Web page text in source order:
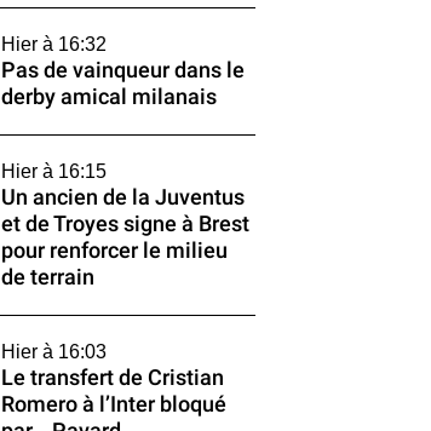
Hier à 16:32
Pas de vainqueur dans le
derby amical milanais
Hier à 16:15
Un ancien de la Juventus
et de Troyes signe à Brest
pour renforcer le milieu
de terrain
Hier à 16:03
Le transfert de Cristian
Romero à l’Inter bloqué